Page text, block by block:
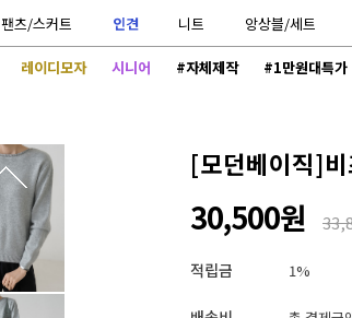
팬츠/스커트 인견 니트 앙상블/세트
레이디모자 시니어 #자체제작 #1만원대특가
[모던베이직]
30,500원
적립금 1%